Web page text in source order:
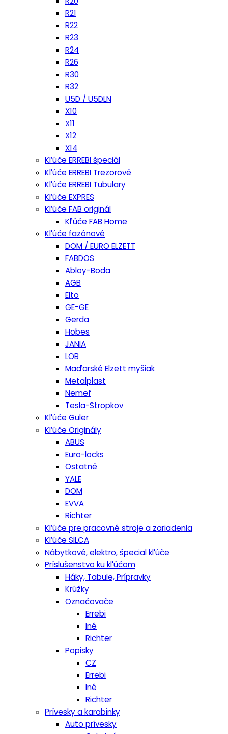
R21
R22
R23
R24
R26
R30
R32
U5D / U5DLN
X10
X11
X12
X14
Kľúče ERREBI špeciál
Kľúče ERREBI Trezorové
Kľúče ERREBI Tubulary
Kľúče EXPRES
Kľúče FAB originál
Kľúče FAB Home
Kľúče fazónové
DOM / EURO ELZETT
FABDOS
Abloy-Boda
AGB
Elto
GE-GE
Gerda
Hobes
JANIA
LOB
Maďarské Elzett myšiak
Metalplast
Nemef
Tesla-Stropkov
Kľúče Guler
Kľúče Originály
ABUS
Euro-locks
Ostatné
YALE
DOM
EVVA
Richter
Kľúče pre pracovné stroje a zariadenia
Kľúče SILCA
Nábytkové, elektro, špecial kľúče
Príslušenstvo ku kľúčom
Háky, Tabule, Prípravky
Krúžky
Označovače
Errebi
Iné
Richter
Popisky
CZ
Errebi
Iné
Richter
Prívesky a karabinky
Auto prívesky